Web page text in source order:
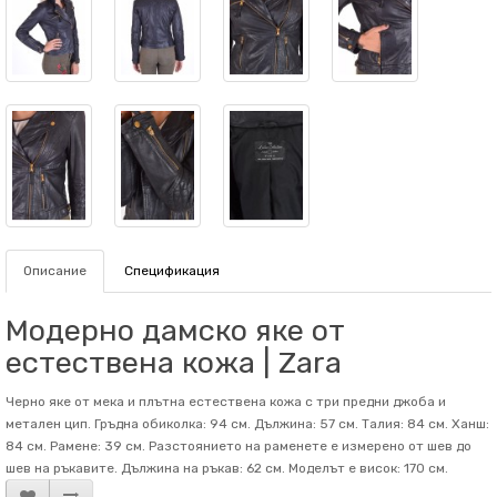
Описание Спецификация
Модерно дамско яке от
естествена кожа | Zara
Черно яке от мека и плътна естествена кожа с три предни джоба и
метален цип. Гръдна обиколка: 94 см. Дължина: 57 см. Талия: 84 см. Ханш:
84 см. Рамене: 39 см. Разстоянието на раменете е измерено от шев до
шев на ръкавите. Дължина на ръкав: 62 см. Mоделът е висок: 170 см.